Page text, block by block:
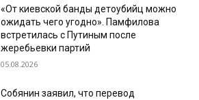
«От киевской банды детоубийц можно
ожидать чего угодно». Памфилова
встретилась с Путиным после
жеребьевки партий
05.08.2026
Собянин заявил, что перевод